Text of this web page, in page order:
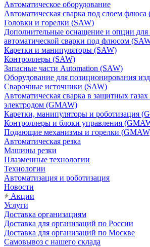
Автоматическое оборудование
Автоматическая сварка под слоем флюса
Головки и горелки (SAW)
Дополнительные оснащение и опции для
автоматической сварки под флюсом
Каретки и манипуляторы (SAW)
Контроллеры (SAW)
Запасные части Automation (SAW)
Оборудование для позиционирования
Сварочные источники (SAW)
Автоматическая сварка в защитных
электродом (GMAW)
Каретки, манипуляторы и роботизация
Контроллеры и блоки управления
Подающие механизмы и горелки
Автоматическая резка
Машины резки
Плазменные технологии
Технологии
Автоматизация и роботизация
Новости
Акции
Услуги
Доставка организациям
Доставка для организаций по России
Доставка для организаций по Москве
Самовывоз с нашего склада